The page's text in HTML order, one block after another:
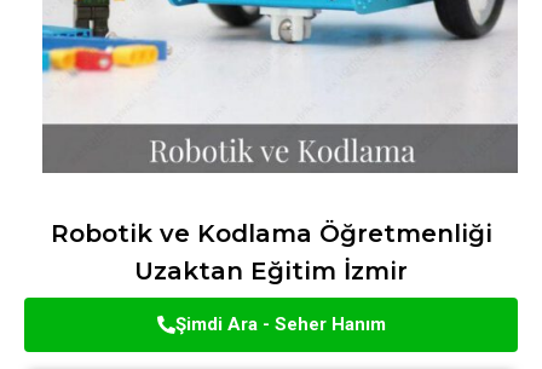
Robotik ve Kodlama Öğretmenliği
Uzaktan Eğitim İzmir
Şimdi Ara - Seher Hanım